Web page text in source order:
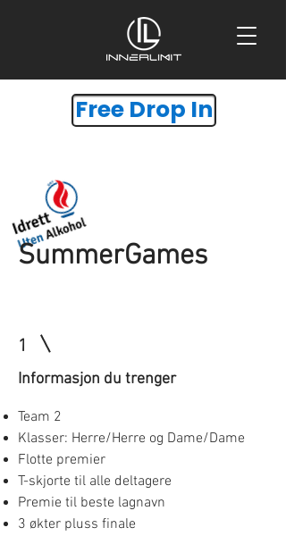
Free Drop In
SummerGames
1
Informasjon du trenger
Team 2
Klasser: Herre/Herre og Dame/Dame
Flotte premier
T-skjorte til alle deltagere
Premie til beste lagnavn
3 økter pluss finale